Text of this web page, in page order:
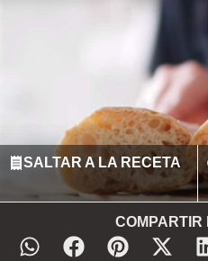
SALTAR A LA RECETA
COMPARTIR